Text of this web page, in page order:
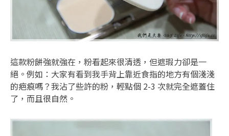
這款粉餅強就強在，粉看起來很清透，但遮瑕力卻是一
絕。例如：大家有看到我手背上靠近食指的地方有個淺淺
的疤痕嗎？我沾了些許的粉，輕點個 2-3 次就完全遮蓋住
了，而且很自然。